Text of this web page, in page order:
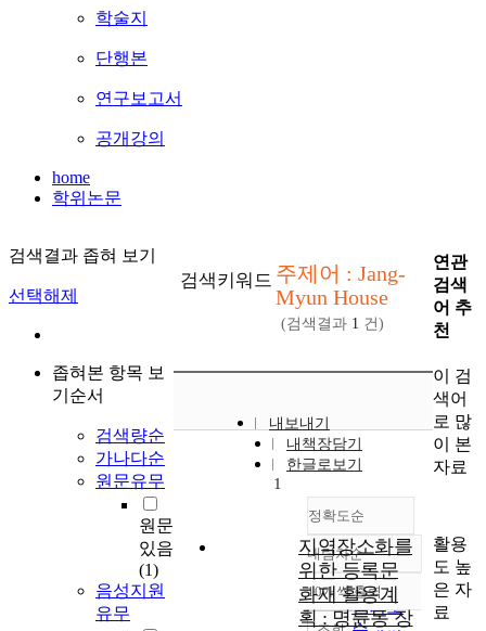
학술지
단행본
연구보고서
공개강의
home
학위논문
검색결과 좁혀 보기
선택해제
좁혀본 항목 보
기순서
검색량순
가나다순
원문유무
원문
있음
(1)
음성지원
유무
검색키워드 주제어 : Jang-
Myun House
(검색결과 1 건)
내보내기
내책장담기
한글로보기
정확도순
정확도
순
인기도
내림차순
내림차순
10개씩 출력
1
지역장소화를
위한 등록문
화재 활용계
획 : 명륜동 장
연관
검색
어 추
천
이 검
색어
로 많
이 본
자료
활용
도 높
은 자
료